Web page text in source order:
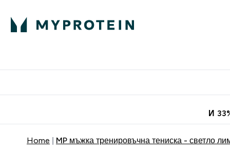
И
Home MP мъжка тренировъчна тениска - светло